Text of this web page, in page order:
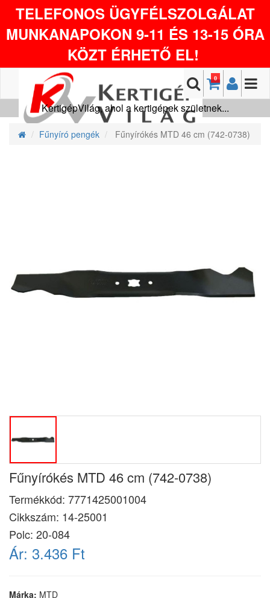
TELEFONOS ÜGYFÉLSZOLGÁLAT
MUNKANAPOKON 9-11 ÉS 13-15 ÓRA
KÖZT ÉRHETŐ EL!
0
KertigépVilág, ahol a kertigépek születnek...
Fűnyíró pengék Fűnyírókés MTD 46 cm (742-0738)
Fűnyírókés MTD 46 cm (742-0738)
Termékkód: 7771425001004
Cikkszám: 14-25001
Polc: 20-084
Ár: 3.436 Ft
Márka: MTD